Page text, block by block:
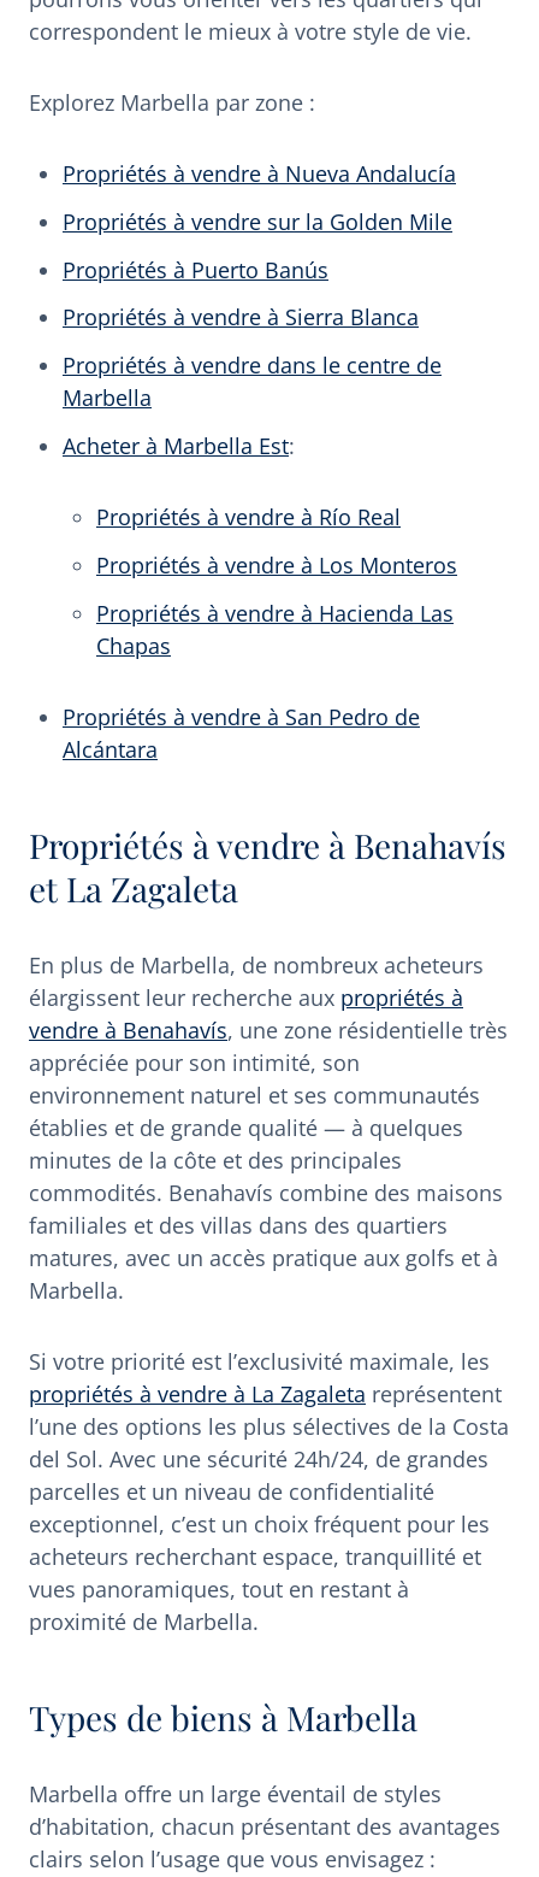
correspondent le mieux à votre style de vie.
Explorez Marbella par zone :
Propriétés à vendre à Nueva Andalucía
Propriétés à vendre sur la Golden Mile
Propriétés à Puerto Banús
Propriétés à vendre à Sierra Blanca
Propriétés à vendre dans le centre de
Marbella
Acheter à Marbella Est:
Propriétés à vendre à Río Real
Propriétés à vendre à Los Monteros
Propriétés à vendre à Hacienda Las
Chapas
Propriétés à vendre à San Pedro de
Alcántara
Propriétés à vendre à Benahavís
et La Zagaleta
En plus de Marbella, de nombreux acheteurs
élargissent leur recherche aux propriétés à
vendre à Benahavís, une zone résidentielle très
appréciée pour son intimité, son
environnement naturel et ses communautés
établies et de grande qualité — à quelques
minutes de la côte et des principales
commodités. Benahavís combine des maisons
familiales et des villas dans des quartiers
matures, avec un accès pratique aux golfs et à
Marbella.
Si votre priorité est l’exclusivité maximale, les
propriétés à vendre à La Zagaleta représentent
l’une des options les plus sélectives de la Costa
del Sol. Avec une sécurité 24h/24, de grandes
parcelles et un niveau de confidentialité
exceptionnel, c’est un choix fréquent pour les
acheteurs recherchant espace, tranquillité et
vues panoramiques, tout en restant à
proximité de Marbella.
Types de biens à Marbella
Marbella offre un large éventail de styles
d’habitation, chacun présentant des avantages
clairs selon l’usage que vous envisagez :